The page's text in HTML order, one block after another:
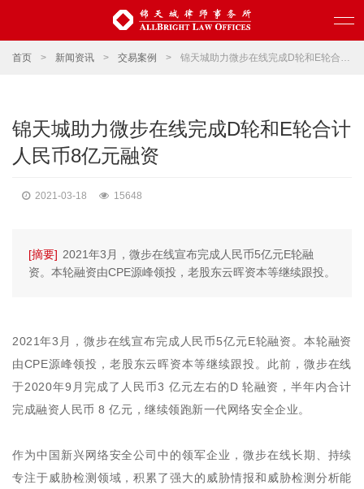
首页 > 新闻资讯 > 交易案例 > 锦天城助力微步在线完成D轮和E轮合计人民币8亿元融资
锦天城助力微步在线完成D轮和E轮合计
人民币8亿元融资
2021-03-18 15648
[摘要] 2021年3月，微步在线宣布完成人民币5亿元E轮融
资。本轮融资由CPE源峰领投，老股东云晖资本等继续跟投。
2021年3月，微步在线宣布完成人民币5亿元E轮融资。本轮融资
由CPE源峰领投，老股东云晖资本等继续跟投。此前，微步在线
于2020年9月完成了人民币3 亿元左右的D 轮融资，半年内合计
完成融资人民币 8 亿元，继续领跑新一代网络安全企业。
作为中国新兴网络安全公司中的领军企业，微步在线长期、持续
专注于威胁检测领域，积累了强大的威胁情报和威胁检测分析能